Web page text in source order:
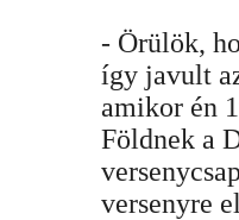
- Örülök,
így javult
amikor én
Földnek a
versenyre